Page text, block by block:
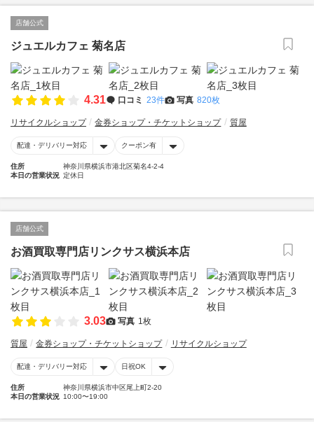
店舗公式
ジュエルカフェ 菊名店
4.31 口コミ 23件 写真 820枚
リサイクルショップ 金券ショップ・チケットショップ 質屋
配達・デリバリー対応 クーポン有
住所
神奈川県横浜市港北区菊名4-2-4
本日の営業状況 定休日
店舗公式
お酒買取専門店リンクサス横浜本店
3.03 写真 1枚
質屋 金券ショップ・チケットショップ リサイクルショップ
配達・デリバリー対応 日祝OK
住所
神奈川県横浜市中区尾上町2-20
本日の営業状況 10:00〜19:00